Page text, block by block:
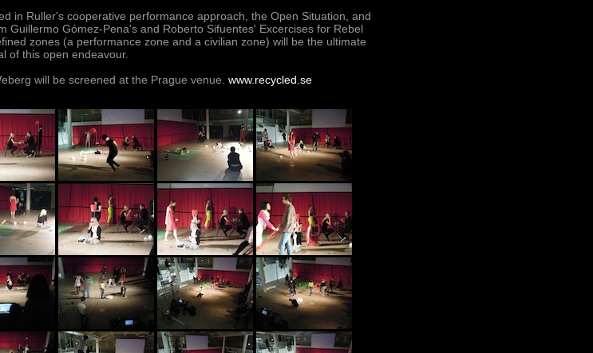
in Ruller's cooperative performance approach, the Open Situation, and
Guillermo Gómez-Pena's and Roberto Sifuentes' Excercises for Rebel
zones (a performance zone and a civilian zone) will be the ultimate
of this open endeavour.
will be screened at the Prague venue. www.recycled.se